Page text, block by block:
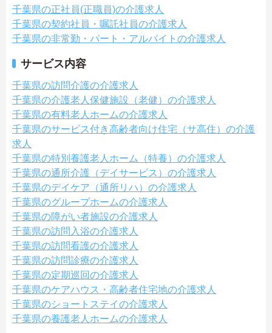
千葉県の正社員(正職員)の介護求人
千葉県の契約社員・嘱託社員の介護求人
千葉県の非常勤・パート・アルバイトの介護求人
サービス内容
千葉県の訪問介護の介護求人
千葉県の介護老人保健施設（老健）の介護求人
千葉県の有料老人ホームの介護求人
千葉県のサービス付き高齢者向け住宅（サ高住）の介護
求人
千葉県の特別養護老人ホーム（特養）の介護求人
千葉県の通所介護（デイサービス）の介護求人
千葉県のデイケア（通所リハ）の介護求人
千葉県のグループホームの介護求人
千葉県の障がい者施設の介護求人
千葉県の訪問入浴の介護求人
千葉県の訪問看護の介護求人
千葉県の訪問診療の介護求人
千葉県の定期巡回の介護求人
千葉県のケアハウス・高齢者住宅地の介護求人
千葉県のショートステイの介護求人
千葉県の養護老人ホームの介護求人